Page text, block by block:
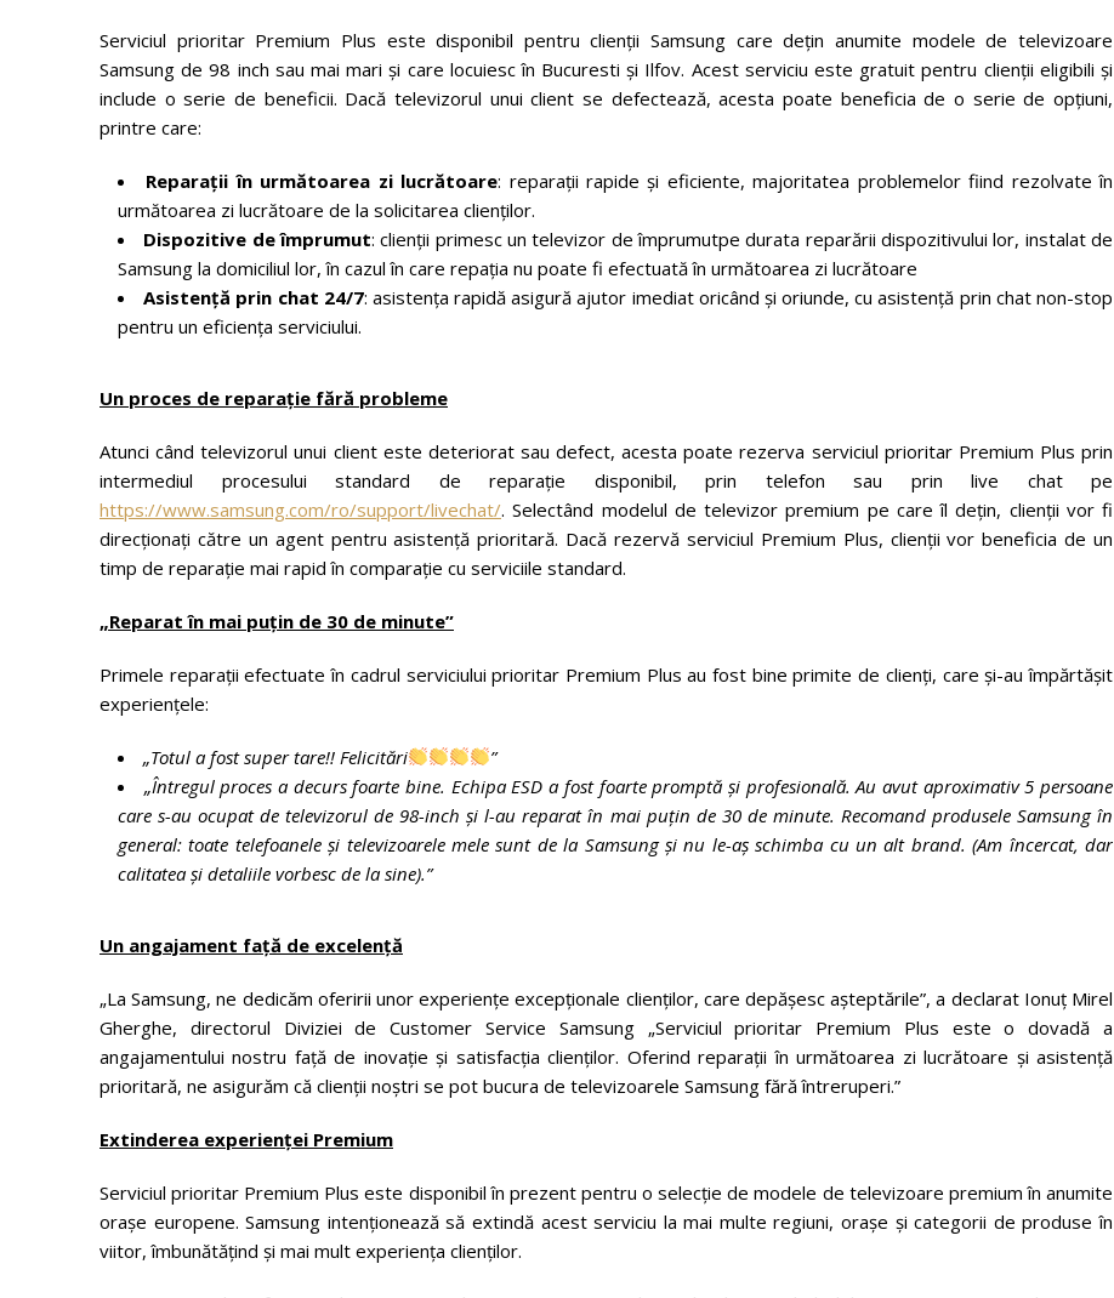
Serviciul prioritar Premium Plus este disponibil pentru clienții Samsung care dețin anumite modele de televizoare
Samsung de 98 inch sau mai mari și care locuiesc în Bucuresti și Ilfov. Acest serviciu este gratuit pentru clienții eligibili și
include o serie de beneficii. Dacă televizorul unui client se defectează, acesta poate beneficia de o serie de opțiuni,
printre care:
Reparații în următoarea zi lucrătoare: reparații rapide și eficiente, majoritatea problemelor fiind rezolvate în
următoarea zi lucrătoare de la solicitarea clienților.
Dispozitive de împrumut: clienții primesc un televizor de împrumutpe durata reparării dispozitivului lor, instalat de
Samsung la domiciliul lor, în cazul în care repația nu poate fi efectuată în următoarea zi lucrătoare
Asistență prin chat 24/7: asistența rapidă asigură ajutor imediat oricând și oriunde, cu asistență prin chat non-stop
pentru un eficiența serviciului.
Un proces de reparație fără probleme
Atunci când televizorul unui client este deteriorat sau defect, acesta poate rezerva serviciul prioritar Premium Plus prin
intermediul procesului standard de reparație disponibil, prin telefon sau prin live chat pe
https://www.samsung.com/ro/support/livechat/. Selectând modelul de televizor premium pe care îl dețin, clienții vor fi
direcționați către un agent pentru asistență prioritară. Dacă rezervă serviciul Premium Plus, clienții vor beneficia de un
timp de reparație mai rapid în comparație cu serviciile standard.
„Reparat în mai puțin de 30 de minute”
Primele reparații efectuate în cadrul serviciului prioritar Premium Plus au fost bine primite de clienți, care și-au împărtășit
experiențele:
„Totul a fost super tare!! Felicitări
”
„Întregul proces a decurs foarte bine. Echipa ESD a fost foarte promptă și profesională. Au avut aproximativ 5 persoane
care s-au ocupat de televizorul de 98-inch și l-au reparat în mai puțin de 30 de minute. Recomand produsele Samsung în
general: toate telefoanele și televizoarele mele sunt de la Samsung și nu le-aș schimba cu un alt brand. (Am încercat, dar
calitatea și detaliile vorbesc de la sine).”
Un angajament față de excelență
„La Samsung, ne dedicăm oferirii unor experiențe excepționale clienților, care depășesc așteptările”, a declarat Ionuț Mirel
Gherghe, directorul Diviziei de Customer Service Samsung „Serviciul prioritar Premium Plus este o dovadă a
angajamentului nostru față de inovație și satisfacția clienților. Oferind reparații în următoarea zi lucrătoare și asistență
prioritară, ne asigurăm că clienții noștri se pot bucura de televizoarele Samsung fără întreruperi.”
Extinderea experienței Premium
Serviciul prioritar Premium Plus este disponibil în prezent pentru o selecție de modele de televizoare premium în anumite
orașe europene. Samsung intenționează să extindă acest serviciu la mai multe regiuni, orașe și categorii de produse în
viitor, îmbunătățind și mai mult experiența clienților.